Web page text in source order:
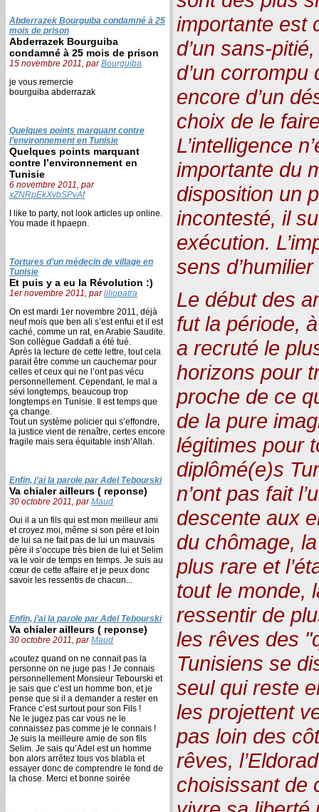
Abderrazek Bourguiba condamné à 25
mois de prison
Abderrazek Bourguiba
condamné à 25 mois de prison
15 novembre 2011, parBourguiba
je vous remercie
bourguiba abderrazak
Quelques points marquant contre
l’environnement en Tunisie
Quelques points marquant
contre l’environnement en
Tunisie
6 novembre 2011, par
xZNRpEkXvbSPvAf
I like to party, not look articles up online.
You made it hpaepn.
Tortures d’un médecin de village en
Tunisie
Et puis y a eu la Révolution :)
1er novembre 2011, parliliopatra
On est mardi 1er novembre 2011, déjà
neuf mois que ben ali s’est enfui et il est
caché, comme un rat, en Arabie Saudite.
Son collègue Gaddafi a été tué.
Après la lecture de cette lettre, tout cela
parait être comme un cauchemar pour
celles et ceux qui ne l’ont pas vécu
personnellement. Cependant, le mal a
sévi longtemps, beaucoup trop
longtemps en Tunisie. Il est temps que
ça change.
Tout un système policier qui s’effondre,
la justice vient de renaître, certes encore
fragile mais sera équitable insh’Allah.
Enfin, j’ai la parole par Adel Tebourski
Va chialer ailleurs ( reponse)
30 octobre 2011, parMaud
Oui il a un fils qui est mon meilleur ami
et croyez moi, même si son père et loin
de lui sa ne fait pas de lui un mauvais
père il s’occupe très bien de lui et Selim
va le voir de temps en temps. Je suis au
cœur de cette affaire et je peux donc
savoir les ressentis de chacun...
Enfin, j’ai la parole par Adel Tebourski
Va chialer ailleurs ( reponse)
30 octobre 2011, parMaud
ةcoutez quand on ne connait pas la
personne on ne juge pas ! Je connais
personnellement Monsieur Tebourski et
je sais que c’est un homme bon, et je
pense que si il a demander a rester en
France c’est surtout pour son Fils !
Ne le jugez pas car vous ne le
connaissez pas comme je le connais !
Je suis la meilleure amie de son fils
Selim. Je sais qu’Adel est un homme
bon alors arrêtez tous vos blabla et
essayer donc de comprendre le fond de
la chose. Merci et bonne soirée
importante est
d’un sans-
d’un corrompu
encore d’un
choix de le
L’intelligence
importante du
disposition un
incontesté, il
exécution.
sens
Le début des
fut la période,
a recruté le
horizons pour
proche de ce
de la pure
légitimes pour
diplômé(e)s
n’ont pas fait
descente aux
du chômage,
plus rare et
tout le monde,
ressentir de
les rêves des
Tunisiens se
seul qui reste
les projettent
pas loin des
rêves,
choisissant de